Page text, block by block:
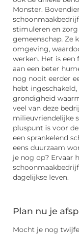
Monster.
stimuleren en
gemeenschap. Ze
omgeving,
werken. Het is
aan een beter
nog nooit eerder
hebt
grondigheid
veel van deze
milieuvriendelijke
pluspunt is voor
een sprankelend
eens duurzaam
je nog op? Ervaar
dagelijkse leven.
Plan nu je
Mocht je nog